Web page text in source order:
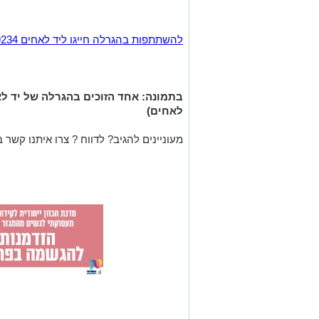
להשתתפות בהגרלה חייגו ליד לאחים 9234* או כנסו לאתר הארגון.
בתמונה: אחד הזוכים בהגרלה של יד
לאחים)
מעוניינים להגיב? לדווח ? צרו איתנו קשר